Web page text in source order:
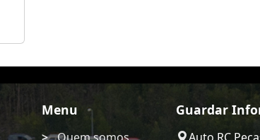
Menu Guardar